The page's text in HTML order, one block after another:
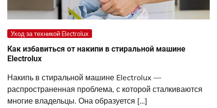
Уход за техникой Electrolux
Как избавиться от накипи в стиральной машине
Electrolux
Накипь в стиральной машине Electrolux —
распространенная проблема, с которой сталкиваются
многие владельцы. Она образуется […]